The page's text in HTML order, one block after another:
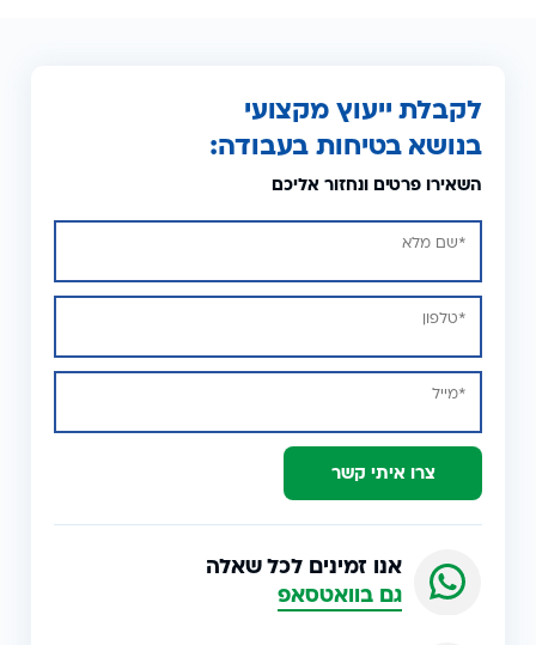
לקבלת ייעוץ מקצועי
בנושא בטיחות בעבודה:
השאירו פרטים ונחזור אליכם
צרו איתי קשר
אנו זמינים לכל שאלה
גם בוואטסאפ